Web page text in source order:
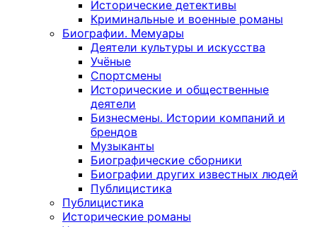
Исторические детективы
Криминальные и военные романы
Биографии. Мемуары
Деятели культуры и искусства
Учёные
Спортсмены
Исторические и общественные
деятели
Бизнесмены. Истории компаний и
брендов
Музыканты
Биографические сборники
Биографии других известных людей
Публицистика
Публицистика
Исторические романы